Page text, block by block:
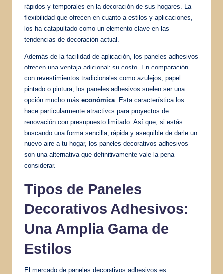
rápidos y temporales en la decoración de sus hogares. La
flexibilidad que ofrecen en cuanto a estilos y aplicaciones,
los ha catapultado como un elemento clave en las
tendencias de decoración actual.
Además de la facilidad de aplicación, los paneles adhesivos
ofrecen una ventaja adicional: su costo. En comparación
con revestimientos tradicionales como azulejos, papel
pintado o pintura, los paneles adhesivos suelen ser una
opción mucho más económica . Esta característica los
hace particularmente atractivos para proyectos de
renovación con presupuesto limitado. Así que, si estás
buscando una forma sencilla, rápida y asequible de darle un
nuevo aire a tu hogar, los paneles decorativos adhesivos
son una alternativa que definitivamente vale la pena
considerar.
Tipos de Paneles
Decorativos Adhesivos:
Una Amplia Gama de
Estilos
El mercado de paneles decorativos adhesivos es